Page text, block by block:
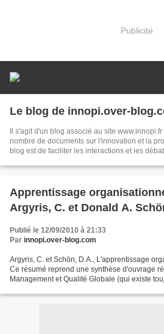
Publicité
Le blog de innopi.over-
Il s'agit d'un blog associé au site
nombre de documents sur l'innovation et la
blog est de faciliter les interactions et les
Apprentissage
Argyris, C. et Donald A.
Publié le 12/09/2010 à 21:33
Par innopi.over-blog.com
Argyris, C. et Schön, D.A., L'apprentissage
Ce résumé reprend une synthèse d'ouvrage
Management et Qualité Globale (qui existe